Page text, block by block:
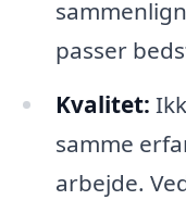
passer
Kvalitet:
samme
arbejde.